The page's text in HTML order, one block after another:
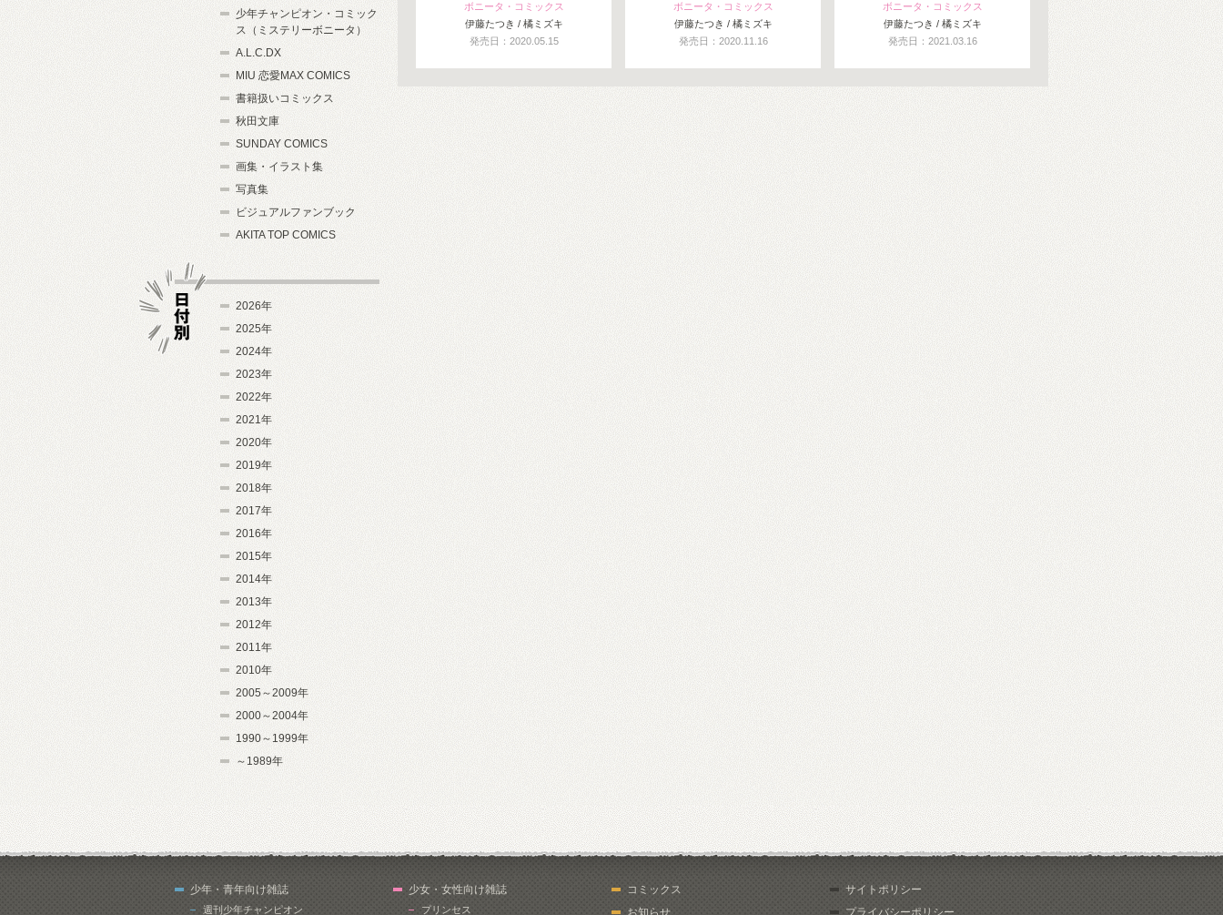
ボニータ・コミックス
伊藤たつき / 橘ミズキ
発売日：2020.05.15
ボニータ・コミックス
伊藤たつき / 橘ミズキ
発売日：2020.11.16
ボニータ・コミックス
伊藤たつき / 橘ミズキ
発売日：2021.03.16
少年チャンピオン・コミック
ス（ミステリーボニータ）
A.L.C.DX
MIU 恋愛MAX COMICS
書籍扱いコミックス
秋田文庫
SUNDAY COMICS
画集・イラスト集
写真集
ビジュアルファンブック
AKITA TOP COMICS
2026年
2025年
2024年
2023年
2022年
2021年
2020年
2019年
2018年
2017年
2016年
2015年
2014年
2013年
2012年
2011年
2010年
2005～2009年
2000～2004年
1990～1999年
～1989年
少年・青年向け雑誌
週刊少年チャンピオン
少女・女性向け雑誌
プリンセス
コミックス
お知らせ
サイトポリシー
プライバシーポリシー